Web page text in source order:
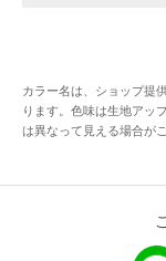
アイテム情報
カラー名は、ショップ提
ります。色味は生地アッ
は異なって見える場合が